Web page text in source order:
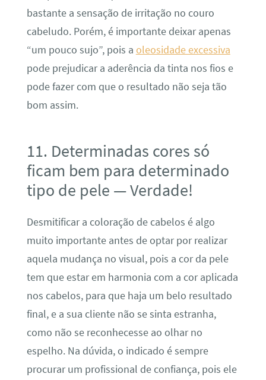
bastante a sensação de irritação no couro
cabeludo. Porém, é importante deixar apenas
“um pouco sujo”, pois a oleosidade excessiva
pode prejudicar a aderência da tinta nos fios e
pode fazer com que o resultado não seja tão
bom assim.
11. Determinadas cores só
ficam bem para determinado
tipo de pele — Verdade!
Desmitificar a coloração de cabelos é algo
muito importante antes de optar por realizar
aquela mudança no visual, pois a cor da pele
tem que estar em harmonia com a cor aplicada
nos cabelos, para que haja um belo resultado
final, e a sua cliente não se sinta estranha,
como não se reconhecesse ao olhar no
espelho. Na dúvida, o indicado é sempre
procurar um profissional de confiança, pois ele